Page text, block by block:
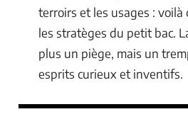
terroirs et les usages :
les stratèges du petit bac.
plus un piège, mais un
esprits curieux et inventifs.